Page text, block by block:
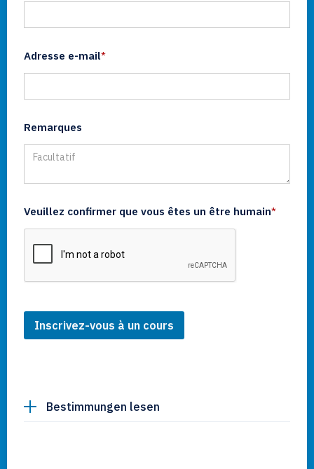
Adresse e-mail*
Remarques
Veuillez confirmer que vous êtes un être humain*
Bestimmungen lesen